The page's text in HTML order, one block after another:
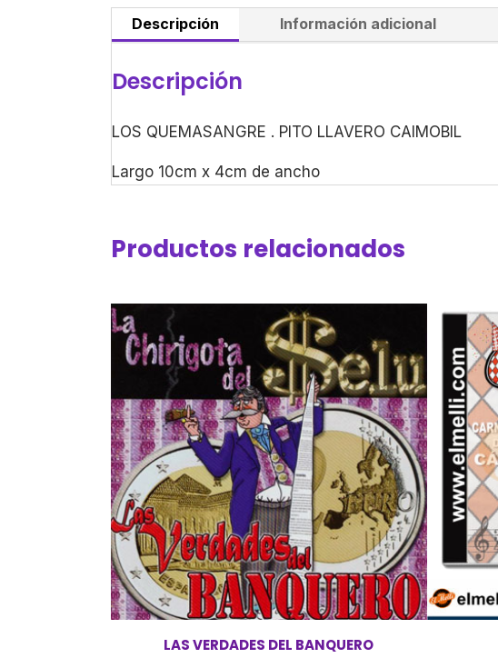
Descripción Información adicional
Descripción
LOS QUEMASANGRE . PITO LLAVERO CAIMOBIL
Largo 10cm x 4cm de ancho
Productos relacionados
LAS VERDADES DEL BANQUERO